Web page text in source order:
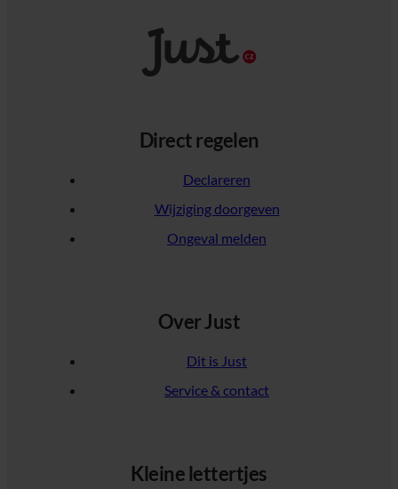
Direct regelen
Declareren
Wijziging doorgeven
Ongeval melden
Over Just
Dit is Just
Service & contact
Kleine lettertjes